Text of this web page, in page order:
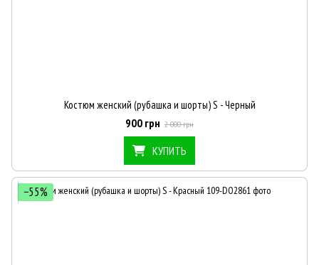
Костюм женский (рубашка и шорты) S - Черный
900 грн 2 000 грн
КУПИТЬ
−55%